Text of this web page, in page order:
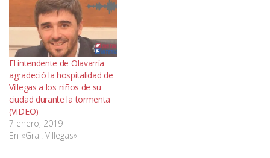
El intendente de Olavarría
agradeció la hospitalidad de
Villegas a los niños de su
ciudad durante la tormenta
(VIDEO)
7 enero, 2019
En «Gral. Villegas»